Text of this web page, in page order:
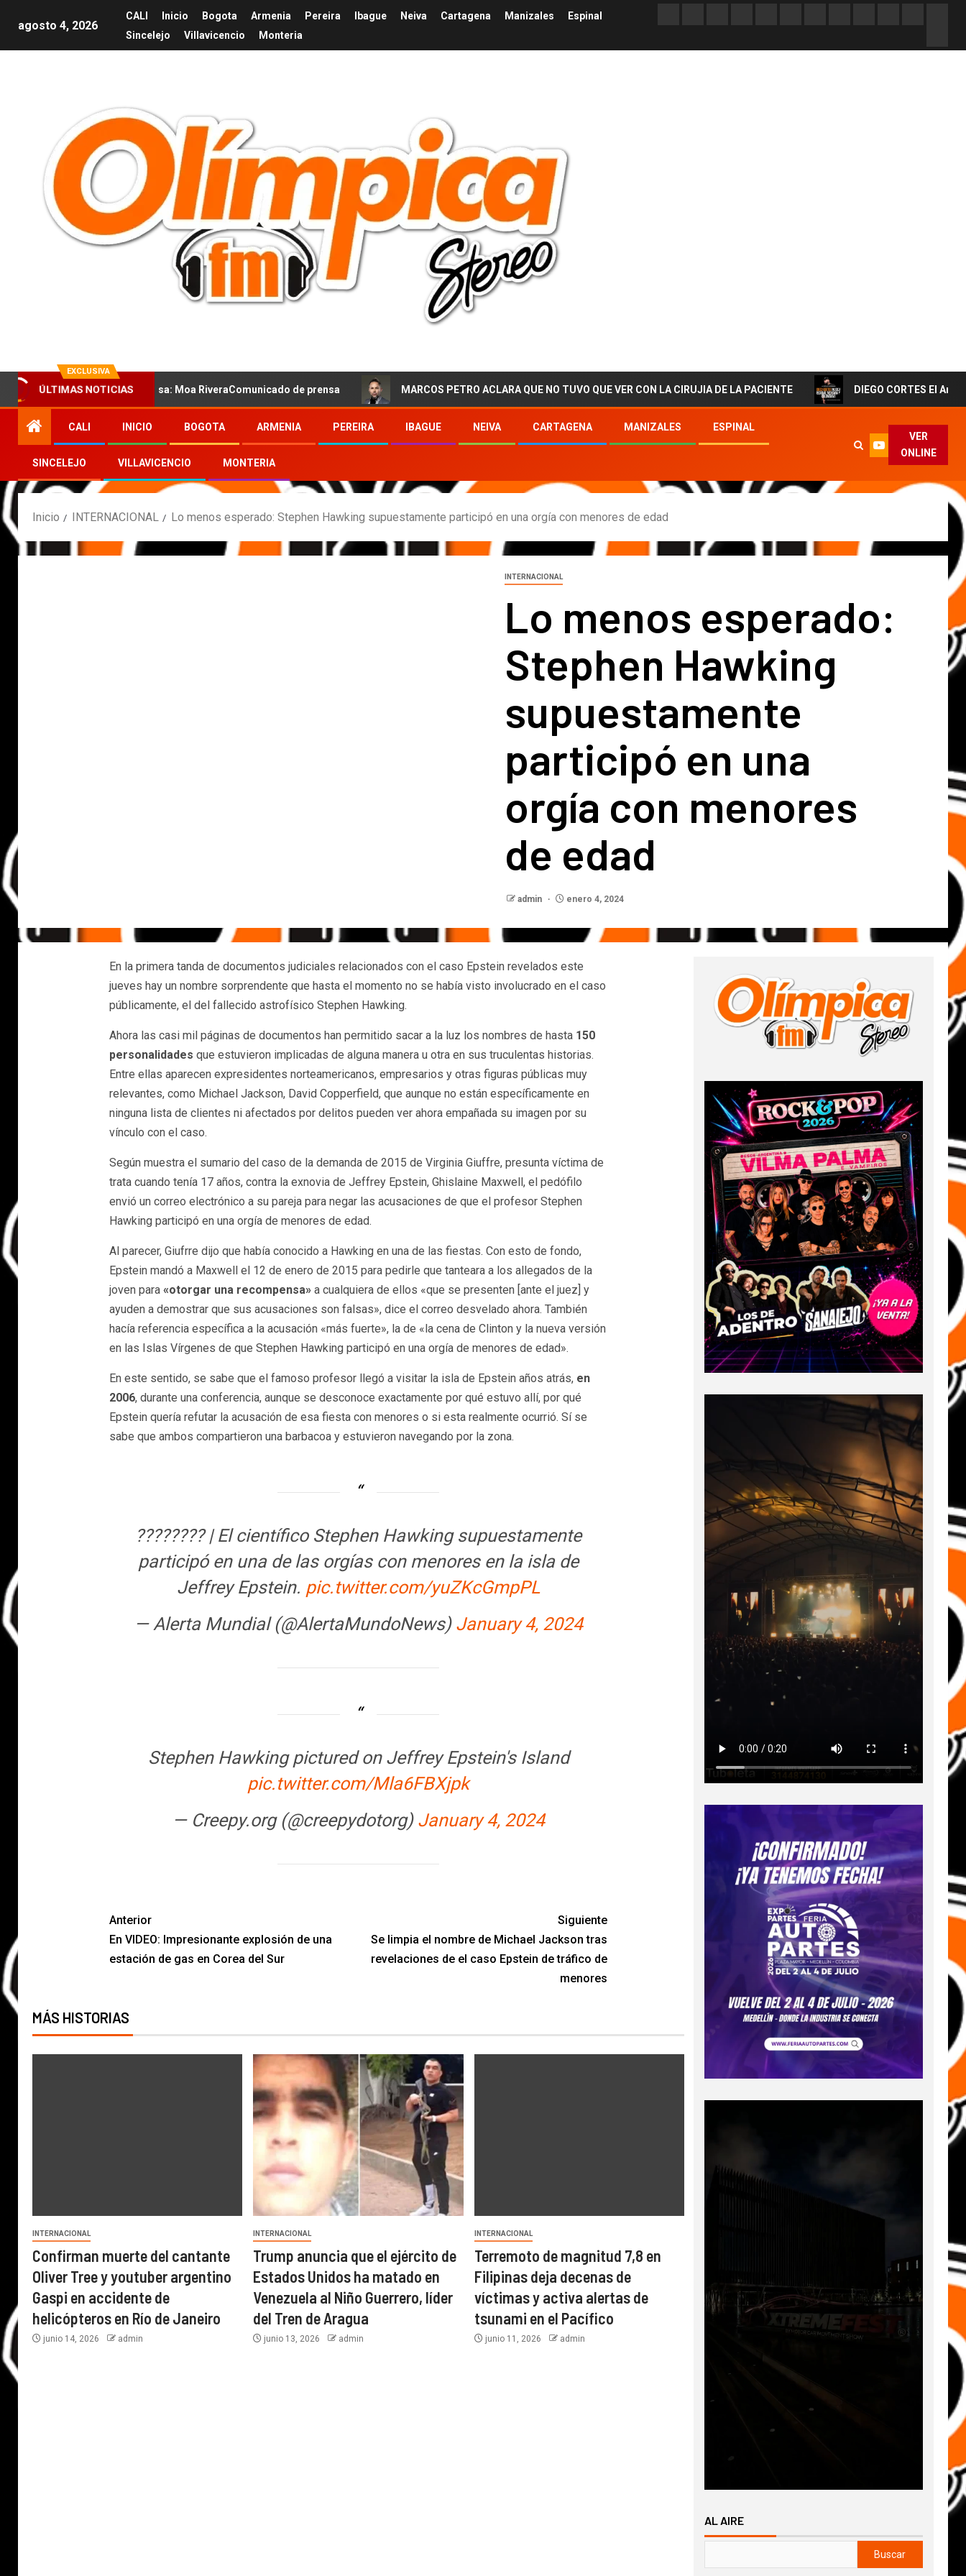
agosto 4, 2026
CALI Inicio Bogota Armenia Pereira Ibague Neiva Cartagena Manizales
Espinal
Sincelejo
Villavicencio Monteria
EXCLUSIVA
ÚLTIMAS NOTICIAS
voz sensual de la salsa: Moa RiveraComunicado de prensa MARCOS PETRO ACLARA QUE NO TUVO QUE VER CON LA CIRUJIA DE LA PACIENTE DIEGO CORTES El Artista de la
CALI INICIO BOGOTA ARMENIA PEREIRA IBAGUE NEIVA CARTAGENA MANIZALES ESPINAL
SINCELEJO VILLAVICENCIO MONTERIA
VER
ONLINE
Inicio INTERNACIONAL Lo menos esperado: Stephen Hawking supuestamente participó en una orgía con menores de edad
INTERNACIONAL
Lo menos esperado:
Stephen Hawking
supuestamente
participó en una
orgía con menores
de edad
admin enero 4, 2024
En la primera tanda de documentos judiciales relacionados con el caso Epstein revelados este
jueves hay un nombre sorprendente que hasta el momento no se había visto involucrado en el caso
públicamente, el del fallecido astrofísico Stephen Hawking.
Ahora las casi mil páginas de documentos han permitido sacar a la luz los nombres de hasta150
personalidades que estuvieron implicadas de alguna manera u otra en sus truculentas historias.
Entre ellas aparecen expresidentes norteamericanos, empresarios y otras figuras públicas muy
relevantes, como Michael Jackson, David Copperfield, que aunque no están específicamente en
ninguna lista de clientes ni afectados por delitos pueden ver ahora empañada su imagen por su
vínculo con el caso.
Según muestra el sumario del caso de la demanda de 2015 de Virginia Giuffre, presunta víctima de
trata cuando tenía 17 años, contra la exnovia de Jeffrey Epstein, Ghislaine Maxwell, el pedófilo
envió un correo electrónico a su pareja para negar las acusaciones de que el profesor Stephen
Hawking participó en una orgía de menores de edad.
Al parecer, Giufrre dijo que había conocido a Hawking en una de las fiestas. Con esto de fondo,
Epstein mandó a Maxwell el 12 de enero de 2015 para pedirle que tanteara a los allegados de la
joven para «otorgar una recompensa»a cualquiera de ellos «que se presenten [ante el juez] y
ayuden a demostrar que sus acusaciones son falsas», dice el correo desvelado ahora. También
hacía referencia específica a la acusación «más fuerte», la de «la cena de Clinton y la nueva versión
en las Islas Vírgenes de que Stephen Hawking participó en una orgía de menores de edad».
En este sentido, se sabe que el famoso profesor llegó a visitar la isla de Epstein años atrás, en
2006, durante una conferencia, aunque se desconoce exactamente por qué estuvo allí, por qué
Epstein quería refutar la acusación de esa fiesta con menores o si esta realmente ocurrió. Sí se
sabe que ambos compartieron una barbacoa y estuvieron navegando por la zona.
???????? | El científico Stephen Hawking supuestamente
participó en una de las orgías con menores en la isla de
Jeffrey Epstein. pic.twitter.com/yuZKcGmpPL
— Alerta Mundial (@AlertaMundoNews) January 4, 2024
Stephen Hawking pictured on Jeffrey Epstein's Island
pic.twitter.com/Mla6FBXjpk
— Creepy.org (@creepydotorg) January 4, 2024
Anterior
En VIDEO: Impresionante explosión de una
estación de gas en Corea del Sur
Siguiente
Se limpia el nombre de Michael Jackson tras
revelaciones de el caso Epstein de tráfico de
menores
MÁS HISTORIAS
INTERNACIONAL
Confirman muerte del cantante
Oliver Tree y youtuber argentino
Gaspi en accidente de
helicópteros en Río de Janeiro
junio 14, 2026 admin
INTERNACIONAL
Trump anuncia que el ejército de
Estados Unidos ha matado en
Venezuela al Niño Guerrero, líder
del Tren de Aragua
junio 13, 2026 admin
INTERNACIONAL
Terremoto de magnitud 7,8 en
Filipinas deja decenas de
víctimas y activa alertas de
tsunami en el Pacífico
junio 11, 2026 admin
AL AIRE
Buscar